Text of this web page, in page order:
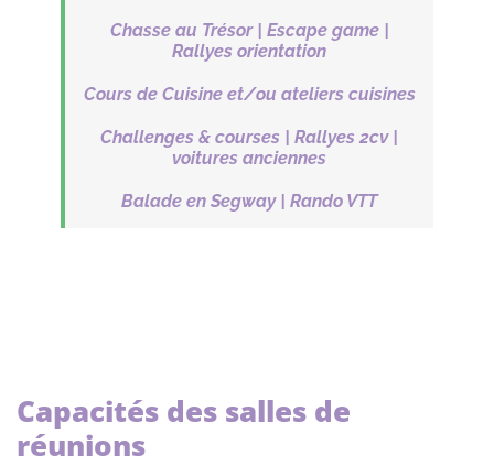
Chasse au Trésor | Escape game |
Rallyes orientation
Cours de Cuisine et/ou ateliers cuisines
Challenges & courses | Rallyes 2cv |
voitures anciennes
Balade en Segway | Rando VTT
Capacités des salles de
réunions